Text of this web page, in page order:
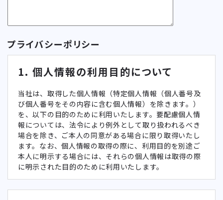
プライバシーポリシー
1. 個人情報の利用目的について
当社は、取得した個人情報（特定個人情報（個人番号及
び個人番号をその内容に含む個人情報）を除きます。）
を、以下の目的のために利用いたします。要配慮個人情
報については、法令により例外として取り扱われるべき
場合を除き、ご本人の同意がある場合に限り取得いたし
ます。なお、個人情報の取得の際に、利用目的を別途ご
本人に明示する場合には、それらの個人情報は取得の際
に明示された目的のために利用いたします。